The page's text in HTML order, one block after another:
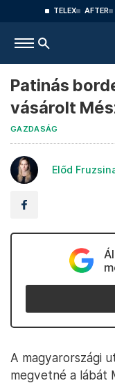
TELEX AFTER
Patinás
vásárolt
GAZDASÁG
Előd
A magyarországi
megvetné a lábát